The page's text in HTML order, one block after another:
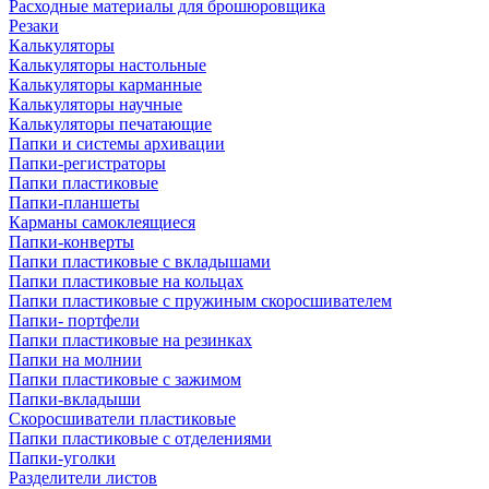
Расходные материалы для брошюровщика
Резаки
Калькуляторы
Калькуляторы настольные
Калькуляторы карманные
Калькуляторы научные
Калькуляторы печатающие
Папки и системы архивации
Папки-регистраторы
Папки пластиковые
Папки-планшеты
Карманы самоклеящиеся
Папки-конверты
Папки пластиковые с вкладышами
Папки пластиковые на кольцах
Папки пластиковые с пружиным скоросшивателем
Папки- портфели
Папки пластиковые на резинках
Папки на молнии
Папки пластиковые с зажимом
Папки-вкладыши
Скоросшиватели пластиковые
Папки пластиковые с отделениями
Папки-уголки
Разделители листов